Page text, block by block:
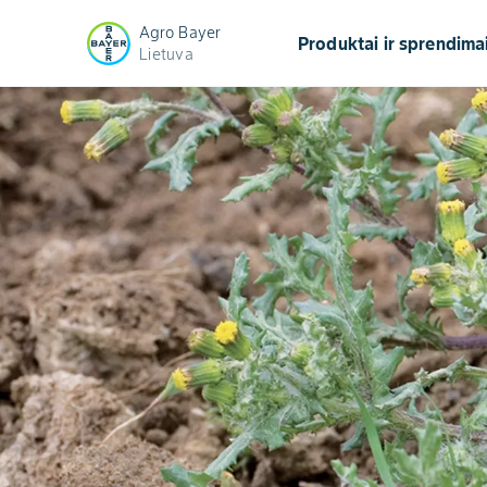
Agro Bayer
Lietuva
Produktai ir